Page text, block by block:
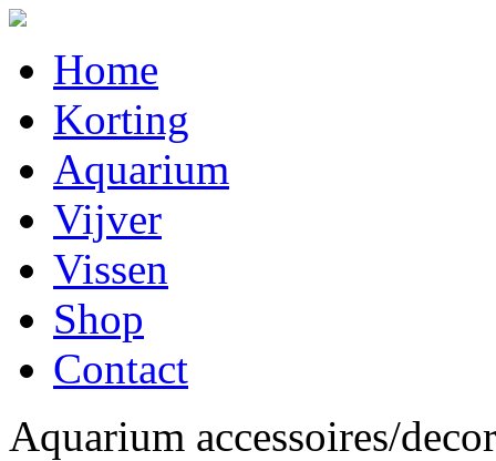
Home
Korting
Aquarium
Vijver
Vissen
Shop
Contact
Aquarium accessoires/